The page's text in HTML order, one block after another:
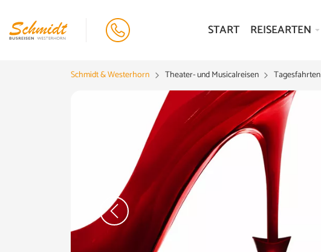
START REISEARTEN
Schmidt & Westerhorn Theater- und Musicalreisen Tagesfahrten